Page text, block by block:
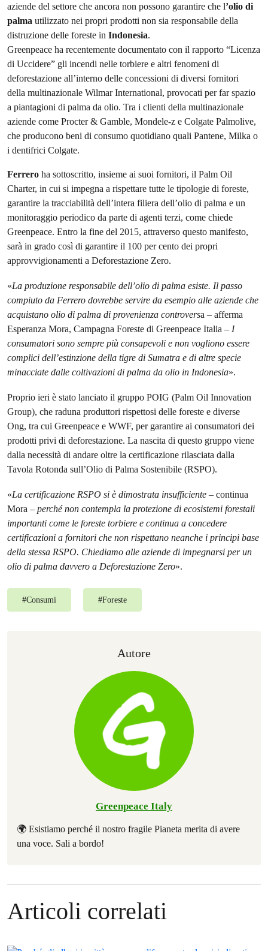
aziende del settore che ancora non possono garantire che l’olio di
palma utilizzato nei propri prodotti non sia responsabile della
distruzione delle foreste in Indonesia.
Greenpeace ha recentemente documentato con il rapporto “Licenza
di Uccidere” gli incendi nelle torbiere e altri fenomeni di
deforestazione all’interno delle concessioni di diversi fornitori
della multinazionale Wilmar International, provocati per far spazio
a piantagioni di palma da olio. Tra i clienti della multinazionale
aziende come Procter & Gamble, Mondele-z e Colgate Palmolive,
che producono beni di consumo quotidiano quali Pantene, Milka o
i dentifrici Colgate.
Ferrero ha sottoscritto, insieme ai suoi fornitori, il Palm Oil
Charter, in cui si impegna a rispettare tutte le tipologie di foreste,
garantire la tracciabilità dell’intera filiera dell’olio di palma e un
monitoraggio periodico da parte di agenti terzi, come chiede
Greenpeace. Entro la fine del 2015, attraverso questo manifesto,
sarà in grado così di garantire il 100 per cento dei propri
approvvigionamenti a Deforestazione Zero.
«La produzione responsabile dell’olio di palma esiste. Il passo
compiuto da Ferrero dovrebbe servire da esempio alle aziende che
acquistano olio di palma di provenienza controversa – afferma
Esperanza Mora, Campagna Foreste di Greenpeace Italia – I
consumatori sono sempre più consapevoli e non vogliono essere
complici dell’estinzione della tigre di Sumatra e di altre specie
minacciate dalle coltivazioni di palma da olio in Indonesia».
Proprio ieri è stato lanciato il gruppo POIG (Palm Oil Innovation
Group), che raduna produttori rispettosi delle foreste e diverse
Ong, tra cui Greenpeace e WWF, per garantire ai consumatori dei
prodotti privi di deforestazione. La nascita di questo gruppo viene
dalla necessità di andare oltre la certificazione rilasciata dalla
Tavola Rotonda sull’Olio di Palma Sostenibile (RSPO).
«La certificazione RSPO si è dimostrata insufficiente – continua
Mora – perché non contempla la protezione di ecosistemi forestali
importanti come le foreste torbiere e continua a concedere
certificazioni a fornitori che non rispettano neanche i principi base
della stessa RSPO. Chiediamo alle aziende di impegnarsi per un
olio di palma davvero a Deforestazione Zero».
#Consumi #Foreste
Autore
Greenpeace Italy
🌍 Esistiamo perché il nostro fragile Pianeta merita di avere
una voce. Sali a bordo!
Articoli correlati